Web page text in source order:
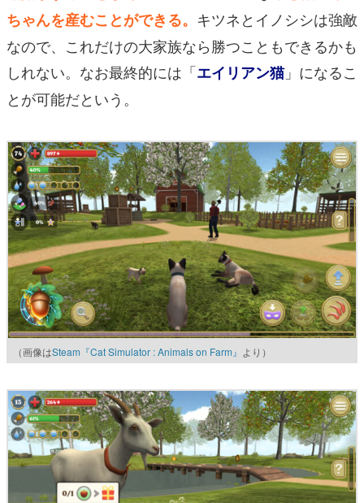
ちゃんを産むことができる。 キツネとイノシシは強敵
なので、これだけの大家族なら勝つこともできるかも
しれない。なお最終的には「エイリアン猫」になるこ
とが可能だという。
（画像はSteam『Cat Simulator : Animals on Farm』 より）